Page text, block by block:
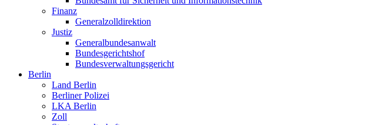
Finanz
Generalzolldirektion
Justiz
Generalbundesanwalt
Bundesgerichtshof
Bundesverwaltungsgericht
Berlin
Land Berlin
Berliner Polizei
LKA Berlin
Zoll